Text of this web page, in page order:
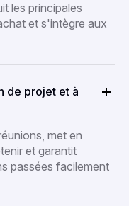
les principales
et s'intègre aux
de projet et à
met en
et garantit
passées facilement